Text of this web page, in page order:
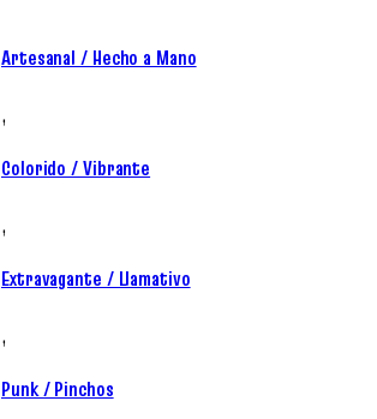
Artesanal / Hecho a Mano
,
Colorido / Vibrante
,
Extravagante / Llamativo
,
Punk / Pinchos